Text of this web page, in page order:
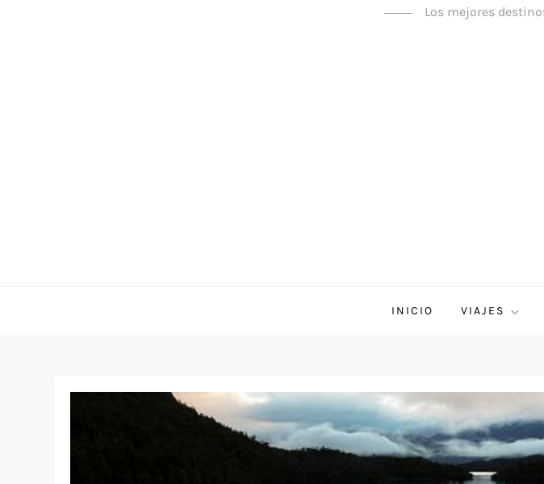
Los mejores
INICIO VIAJES